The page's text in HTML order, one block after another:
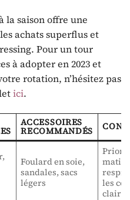
la saison offre une
achats superflus et
Pour un tour
à adopter en 2023 et
rotation, n’hésitez pas
ici.
ACCESSOIRES
RECOMMANDÉS
Foulard en soie,
sandales, sacs
légers
les
claires